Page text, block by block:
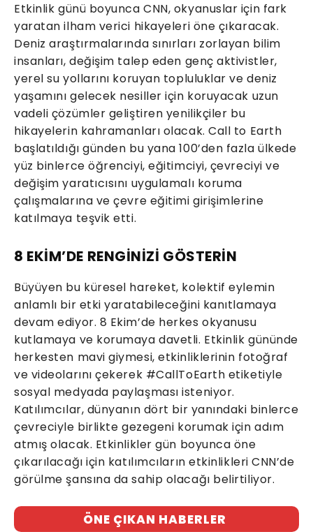
Etkinlik günü boyunca CNN, okyanuslar için fark
yaratan ilham verici hikayeleri öne çıkaracak.
Deniz araştırmalarında sınırları zorlayan bilim
insanları, değişim talep eden genç aktivistler,
yerel su yollarını koruyan topluluklar ve deniz
yaşamını gelecek nesiller için koruyacak uzun
vadeli çözümler geliştiren yenilikçiler bu
hikayelerin kahramanları olacak. Call to Earth
başlatıldığı günden bu yana 100’den fazla ülkede
yüz binlerce öğrenciyi, eğitimciyi, çevreciyi ve
değişim yaratıcısını uygulamalı koruma
çalışmalarına ve çevre eğitimi girişimlerine
katılmaya teşvik etti.
8 EKİM’DE RENGİNİZİ GÖSTERİN
Büyüyen bu küresel hareket, kolektif eylemin
anlamlı bir etki yaratabileceğini kanıtlamaya
devam ediyor. 8 Ekim’de herkes okyanusu
kutlamaya ve korumaya davetli. Etkinlik gününde
herkesten mavi giymesi, etkinliklerinin fotoğraf
ve videolarını çekerek #CallToEarth etiketiyle
sosyal medyada paylaşması isteniyor.
Katılımcılar, dünyanın dört bir yanındaki binlerce
çevreciyle birlikte gezegeni korumak için adım
atmış olacak. Etkinlikler gün boyunca öne
çıkarılacağı için katılımcıların etkinlikleri CNN’de
görülme şansına da sahip olacağı belirtiliyor.
ÖNE ÇIKAN HABERLER